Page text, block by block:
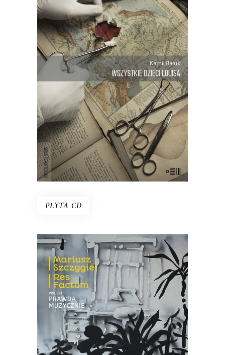
E-BOOK DO KOSZYKA
WSZYSTKIE DZIECI LOUISA
Trudna do uwierzenia opowieść z
małego kraju, gdzie żyją ponad dwie
setki braci i sióstr. Opowieść o lekarzu,
który chciał być Bogiem, i o
anonimowym dawcy nasienia, który
ukrywał tożsamość oraz genetyczną
tajemnicę…
PŁYTA CD
PROJEKT: PRAWDA
MUZYCZNIE
Płyta, która jest efektem spotkania
trojga muzyków z reporterem –
Mariuszem Szczygłem. Słowa spotkały
się tu z dźwiękiem kreowanym na żywo.
29.00 zł 18.85zł